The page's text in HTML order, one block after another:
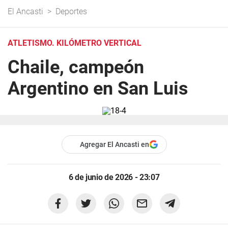
El Ancasti > Deportes
ATLETISMO. KILÓMETRO VERTICAL
Chaile, campeón
Argentino en San Luis
Agregar El Ancasti en
6 de junio de 2026 - 23:07